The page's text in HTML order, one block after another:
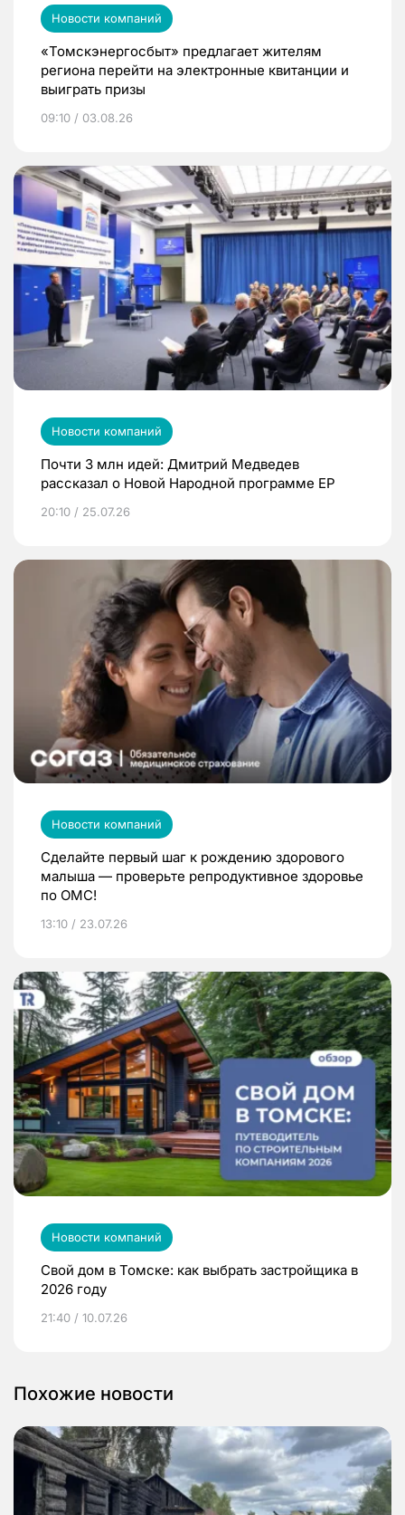
Новости компаний
«Томскэнергосбыт» предлагает жителям
региона перейти на электронные квитанции и
выиграть призы
09:10 / 03.08.26
Новости компаний
Почти 3 млн идей: Дмитрий Медведев
рассказал о Новой Народной программе ЕР
20:10 / 25.07.26
Новости компаний
Сделайте первый шаг к рождению здорового
малыша — проверьте репродуктивное здоровье
по ОМС!
13:10 / 23.07.26
Новости компаний
Свой дом в Томске: как выбрать застройщика в
2026 году
21:40 / 10.07.26
Похожие новости